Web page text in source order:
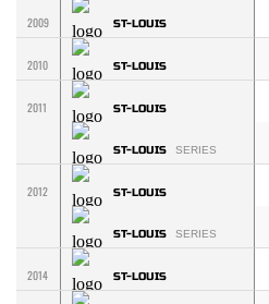
2009 ST-LOUIS
2010 ST-LOUIS
2011 ST-LOUIS
ST-LOUIS SERIES
2012 ST-LOUIS
ST-LOUIS SERIES
2014 ST-LOUIS